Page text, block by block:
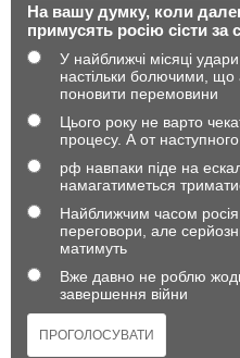
На вашу думку, коли
примусять росію сісти за
У найближчі місяці
настільки болючими, що
поновити перемовини
Цього року не варто
процесу. А от
рф навпаки піде на
намагатиметься
Найближчим часом
переговори, але
матимуть
Вже давно не роблю
завершення війни